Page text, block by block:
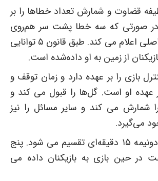
قضاوت و شمارش تعداد خطاها را بر
در صورتی که سه خطا پشت سر هم‌روی
دهد، به داور اصلی اعلام می کند. طبق قانون ۵ توانایی
از زمین به او داده‌شده است.
بازی را بر عهده دارد و زمان توقف و
عهده او است. گل‌ها را قبول می کند و
شمارش می کند و سایر مسائل را نیز
می‌گیرد.
زمان بازی در دونیمه ۱۵ دقیقه‌ای تقسیم می شود. پنج
در حین بازی به بازیکنان داده می